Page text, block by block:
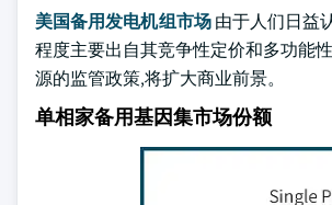
美国备用发电机组市场由于人们日益
程度主要出自其竞争性定价和多功能
源的监管政策,将扩大商业前景。
单相家备用基因集市场份额